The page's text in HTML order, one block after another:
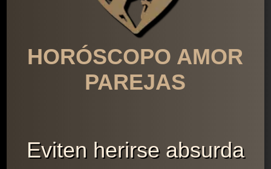
HORÓSCOPO AMOR
PAREJAS
Eviten herirse absurda